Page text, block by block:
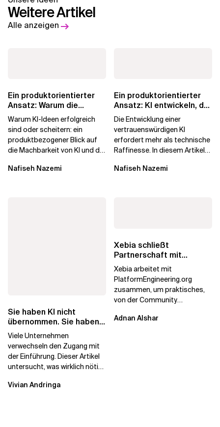
Weitere Artikel
Alle anzeigen
Ein produktorientierter
Ansatz: Warum die
Machbarkeit von KI
darüber...
Warum KI-Ideen erfolgreich
sind oder scheitern: ein
produktbezogener Blick auf
die Machbarkeit von KI und die
verarbeiten, und...
Nafiseh Nazemi
Ein produktorientierter
Ansatz: KI entwickeln, der
die Menschen vertrauen
Die Entwicklung einer
vertrauenswürdigen KI
erfordert mehr als technische
Raffinesse. In diesem Artikel
Begehrlichkeit von KI...
Nafiseh Nazemi
Sie haben KI nicht
übernommen. Sie haben
Lizenzen gekauft.
Viele Unternehmen
verwechseln den Zugang mit
der Einführung. Dieser Artikel
untersucht, was wirklich nötig
Wirkung...
Vivian Andringa
Xebia schließt
Partnerschaft mit
PlatformEngineering.org
Xebia arbeitet mit
PlatformEngineering.org
zusammen, um praktisches,
von der Community
Engineering voranzutreiben,
Adnan Alshar